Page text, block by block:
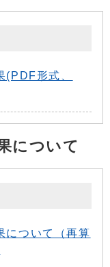
(PDF形式、
について
について（再算